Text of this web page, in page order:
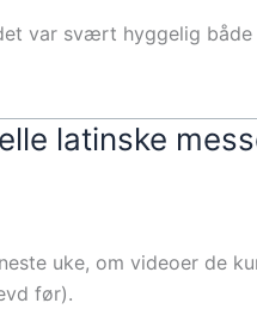
var svært hyggelig både
latinske
uke, om videoer de
før).